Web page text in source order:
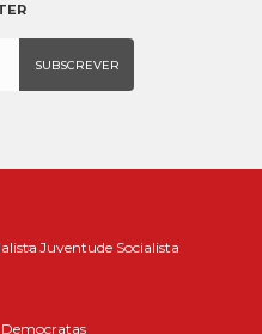
Juventude Socialista
Democratas